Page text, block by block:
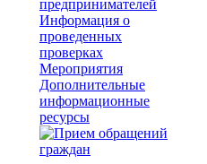
предпринимателей
Информация о
проведенных
проверках
Мероприятия
Дополнительные
информационные
ресурсы